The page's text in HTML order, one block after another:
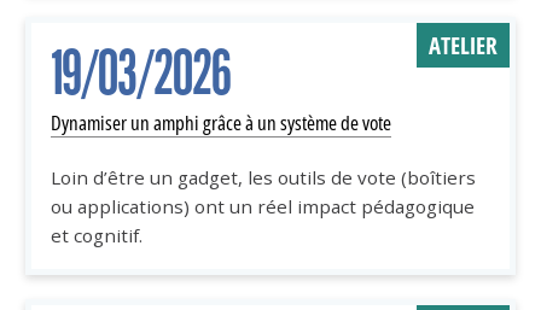
Dynamiser un amphi grâce à un système de vote
19/03/2026 ATELIER
Loin d’être un gadget, les outils de vote (boîtiers
ou applications) ont un réel impact pédagogique
et cognitif.